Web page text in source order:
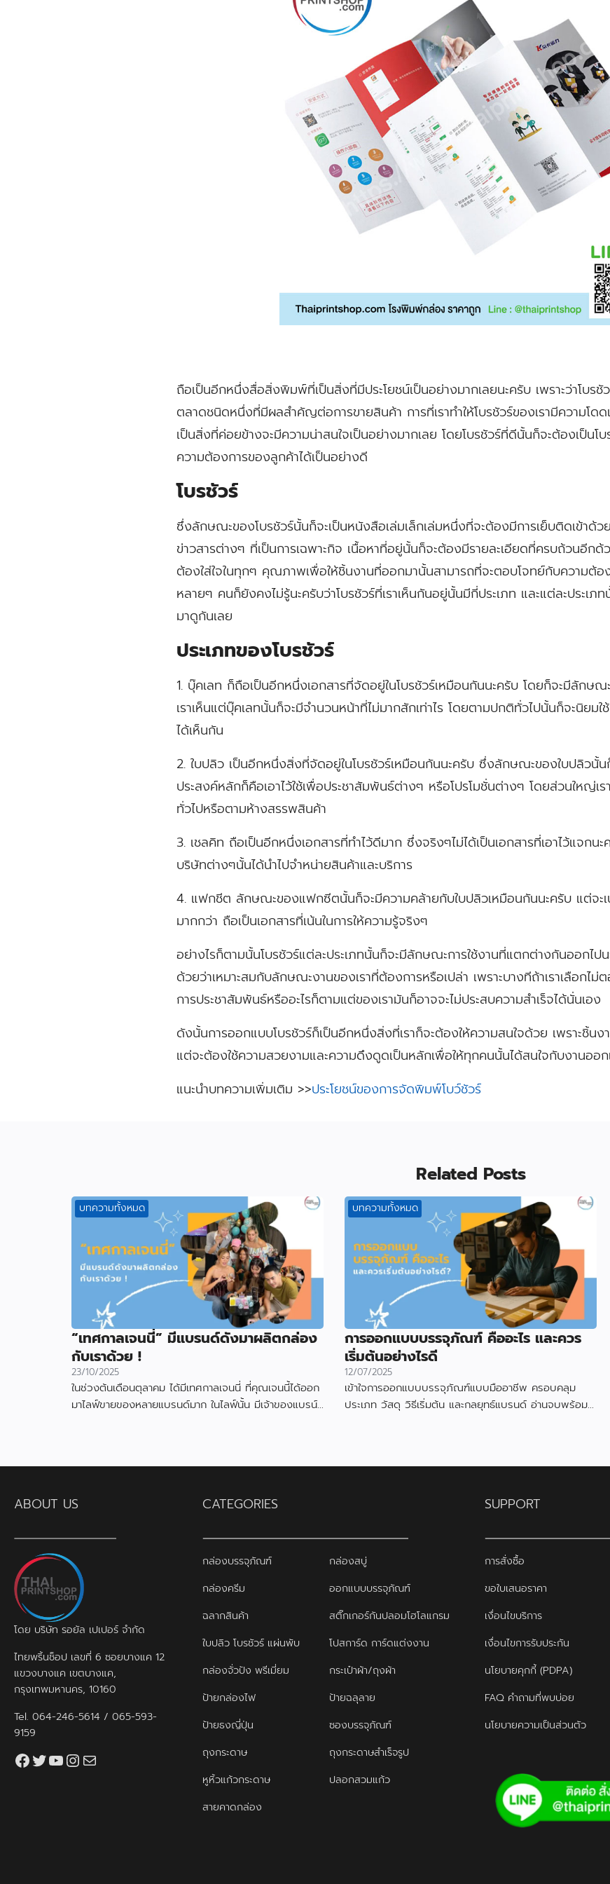
ถือเป็นอีกหนึ่งสื่อสิ่งพิมพ์ที่เป็นสิ่งที่มีประโยชน์เป็นอย่างมากเลยนะครับ เพราะว่าโบร
ตลาดชนิดหนึ่งที่มีผลสำคัญต่อการขายสินค้า การที่เราทำให้โบรชัวร์ของเรามีความโด
เป็นสิ่งที่ค่อยข้างจะมีความน่าสนใจเป็นอย่างมากเลย โดยโบรชัวร์ที่ดีนั้นก็จะต้องเป็นโ
ความต้องการของลูกค้าได้เป็นอย่างดี
โบรชัวร์
ซึ่งลักษณะของโบรชัวร์นั้นก็จะเป็นหนังสือเล่มเล็กเล่มหนึ่งที่จะต้องมีการเย็บติดเข้าด้ว
ข่าวสารต่างๆ ที่เป็นการเฉพาะกิจ เนื้อหาที่อยู่นั้นก็จะต้องมีรายละเอียดที่ครบถ้วนอีกด้
ต้องใส่ใจในทุกๆ คุณภาพเพื่อให้ชิ้นงานที่ออกมานั้นสามารถที่จะตอบโจทย์กับความต้อ
หลายๆ คนก็ยังคงไม่รู้นะครับว่าโบรชัวร์ที่เราเห็นกันอยู่นั้นมีกี่ประเภท และแต่ละประเภท
มาดูกันเลย
ประเภทของโบรชัวร์
1. บุ๊คเลท ก็ถือเป็นอีกหนึ่งเอกสารที่จัดอยู่ในโบรชัวร์เหมือนกันนะครับ โดยก็จะมีลักษ
เราเห็นแต่บุ๊คเลทนั้นก็จะมีจำนวนหน้าที่ไม่มากสักเท่าไร โดยตามปกติทั่วไปนั้นก็จะนิยม
ได้เห็นกัน
2. ใบปลิว เป็นอีกหนึ่งสิ่งที่จัดอยู่ในโบรชัวร์เหมือนกันนะครับ ซึ่งลักษณะของใบปลิวนั้น
ประสงค์หลักก็คือเอาไว้ใช้เพื่อประชาสัมพันธ์ต่างๆ หรือโปรโมชั่นต่างๆ โดยส่วนใหญ่เ
ทั่วไปหรือตามห้างสรรพสินค้า
3. เชลคิท ถือเป็นอีกหนึ่งเอกสารที่ทำไว้ดีมาก ซึ่งจริงๆไม่ได้เป็นเอกสารที่เอาไว้แจก
บริษัทต่างๆนั้นได้นำไปจำหน่ายสินค้าและบริการ
4. แฟกชีต ลักษณะของแฟกซีตนั้นก็จะมีความคล้ายกับใบปลิวเหมือนกันนะครับ แต่จะเ
มากกว่า ถือเป็นเอกสารที่เน้นในการให้ความรู้จริงๆ
อย่างไรก็ตามนั้นโบรชัวร์แต่ละประเภทนั้นก็จะมีลักษณะการใช้งานที่แตกต่างกันออกไ
ด้วยว่าเหมาะสมกับลักษณะงานของเราที่ต้องการหรือเปล่า เพราะบางทีถ้าเราเลือกไม่
การประชาสัมพันธ์หรืออะไรก็ตามแต่ของเรามันก็อาจจะไม่ประสบความสำเร็จได้นั่นเอง
ดังนั้นการออกแบบโบรชัวร์ก็เป็นอีกหนึ่งสิ่งที่เราก็จะต้องให้ความสนใจด้วย เพราะชิ้น
แต่จะต้องใช้ความสวยงามและความดึงดูดเป็นหลักเพื่อให้ทุกคนนั้นได้สนใจกับงานออ
แนะนำบทความเพิ่มเติม >>ประโยชน์ของการจัดพิมพ์โบว์ชัวร์
Related Posts
บทความทั้งหมด
“เทศกาลเจนนี่” มีแบรนด์ดังมาผลิตกล่อง
กับเราด้วย !
23/10/2025
ในช่วงต้นเดือนตุลาคม ได้มีเทศกาลเจนนี่ ที่คุณเจนนี้ได้ออก
มาไลฟ์ขายของหลายแบรนด์มาก ในไลฟ์นั้น มีเจ้าของแบรน์
บทความทั้งหมด
การออกแบบบรรจุภัณฑ์ คืออะไร และควร
เริ่มต้นอย่างไรดี
12/07/2025
เข้าใจการออกแบบบรรจุภัณฑ์แบบมืออาชีพ ครอบคลุม
ประเภท วัสดุ วิธีเริ่มต้น และกลยุทธ์แบรนด์ อ่านจบพร้อม
ABOUT US
โดย บริษัท รอยัล เปเปอร์ จำกัด
ไทยพริ้นช็อป เลขที่ 6 ซอยบางแค 12
แขวงบางแค เขตบางแค,
กรุงเทพมหานคร, 10160
Tel. 064-246-5614 / 065-593-
9159
Facebook
Twitter
YouTube
Instagram
thaiprintshop.aw@gmail.com
CATEGORIES
กล่องบรรจุภัณฑ์
กล่องสบู่
กล่องครีม
ออกแบบบรรจุภัณฑ์
ฉลากสินค้า
สติ๊กเกอร์กันปลอมโฮโลแกรม
ใบปลิว โบรชัวร์ แผ่นพับ
โปสการ์ด การ์ดแต่งงาน
กล่องจั่วปัง พรีเมี่ยม
กระเป๋าผ้า/ถุงผ้า
ป้ายกล่องไฟ
ป้ายฉลุลาย
ป้ายธงญี่ปุ่น
ซองบรรจุภัณฑ์
ถุงกระดาษ
ถุงกระดาษสำเร็จรูป
หูหิ้วแก้วกระดาษ
ปลอกสวมแก้ว
สายคาดกล่อง
SUPPORT
การสั่งซื้อ
ขอใบเสนอราคา
เงื่อนไขบริการ
เงื่อนไขการรับประกัน
นโยบายคุกกี้ (PDPA)
FAQ คำถามที่พบบ่อย
นโยบายความเป็นส่วนตัว